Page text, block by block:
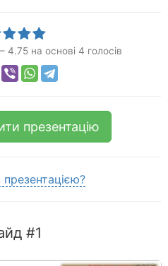
4.75 на основі 4 голосів
презентацію
#1